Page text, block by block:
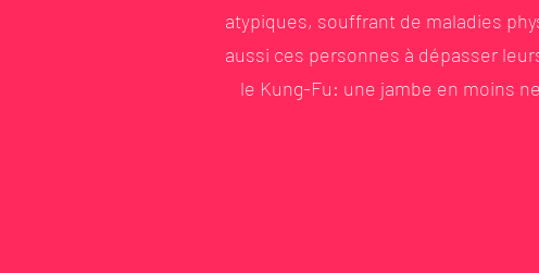
atypiques, souffrant de maladies
aussi ces personnes à dépasser
le Kung-Fu: une jambe en moins